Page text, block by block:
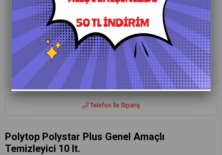
Whatsapp ile Sipariş
Telefon İle Sipariş
Polytop Polystar Plus Genel Amaçlı
Temizleyici 10 lt.